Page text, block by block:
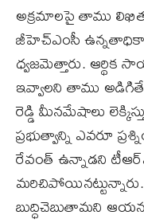
అక్రమాలపై తాము
జీహెచ్‌ఎంసీ
ధ్వజమెత్తారు. ఆర్థిక
ఇవ్వాలని తాము
రెడ్డి మీనమేషాలు
ప్రభుత్వాన్ని ఎవరూ
రేవంత్‌ ఉన్నాడని
బుద్ధిచెబుతామని